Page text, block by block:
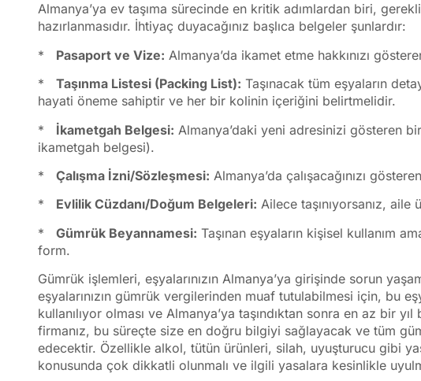
Almanya’ya ev taşıma sürecinde en kritik adımlardan biri,
hazırlanmasıdır. İhtiyaç duyacağınız başlıca belgeler şunlardır:
* Pasaport ve Vize: Almanya’da ikamet etme hakkınızı
* Taşınma Listesi (Packing List): Taşınacak tüm eşyaların
hayati öneme sahiptir ve her bir kolinin içeriğini belirtmelidir.
* İkametgah Belgesi: Almanya’daki yeni adresinizi gösteren
ikametgah belgesi).
* Çalışma İzni/Sözleşmesi: Almanya’da çalışacağınızı
* Evlilik Cüzdanı/Doğum Belgeleri: Ailece taşınıyorsanız,
* Gümrük Beyannamesi: Taşınan eşyaların kişisel kullanım
form.
Gümrük işlemleri, eşyalarınızın Almanya’ya girişinde sorun
eşyalarınızın gümrük vergilerinden muaf tutulabilmesi için, bu
kullanılıyor olması ve Almanya’ya taşındıktan sonra en az bir
firmanız, bu süreçte size en doğru bilgiyi sağlayacak ve tüm
edecektir. Özellikle alkol, tütün ürünleri, silah, uyuşturucu gibi
konusunda çok dikkatli olunmalı ve ilgili yasalara kesinlikle